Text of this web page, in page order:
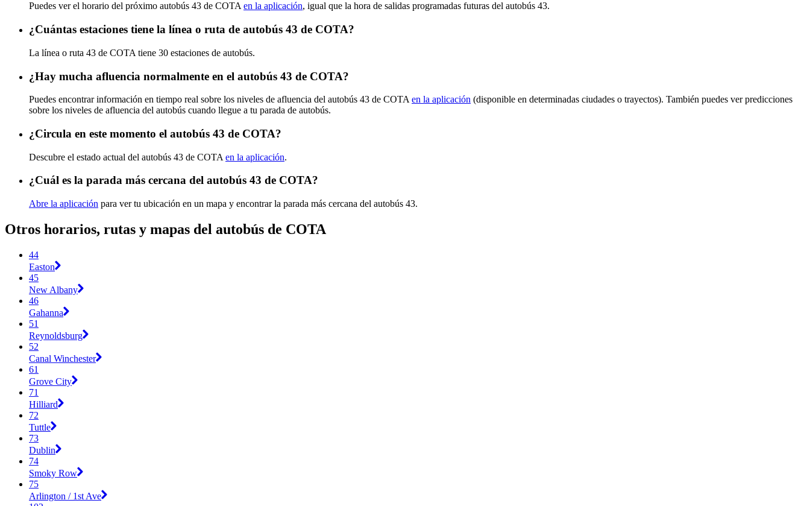
Puedes ver el horario del próximo autobús 43 de COTA en la aplicación, igual que la hora de salidas programadas futuras del autobús 43.
¿Cuántas estaciones tiene la línea o ruta de autobús 43 de COTA?
La línea o ruta 43 de COTA tiene 30 estaciones de autobús.
¿Hay mucha afluencia normalmente en el autobús 43 de COTA?
Puedes encontrar información en tiempo real sobre los niveles de afluencia del autobús 43 de COTA en la aplicación (disponible en determinadas ciudades o trayectos). También puedes ver predicciones
sobre los niveles de afluencia del autobús cuando llegue a tu parada de autobús.
¿Circula en este momento el autobús 43 de COTA?
Descubre el estado actual del autobús 43 de COTA en la aplicación.
¿Cuál es la parada más cercana del autobús 43 de COTA?
Abre la aplicación para ver tu ubicación en un mapa y encontrar la parada más cercana del autobús 43.
Otros horarios, rutas y mapas del autobús de COTA
44
Easton
45
New Albany
46
Gahanna
51
Reynoldsburg
52
Canal Winchester
61
Grove City
71
Hilliard
72
Tuttle
73
Dublin
74
Smoky Row
75
Arlington / 1st Ave